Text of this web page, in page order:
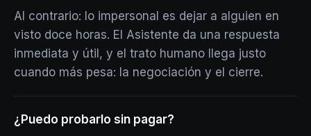
Al contrario: lo impersonal es dejar a alguien en
visto doce horas. El Asistente da una respuesta
inmediata y útil, y el trato humano llega justo
cuando más pesa: la negociación y el cierre.
¿Puedo probarlo sin pagar?